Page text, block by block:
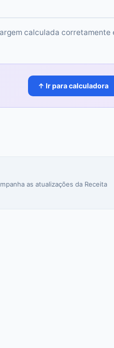
calculada corretamente
↑ Ir para calculadora
as atualizações da Receita